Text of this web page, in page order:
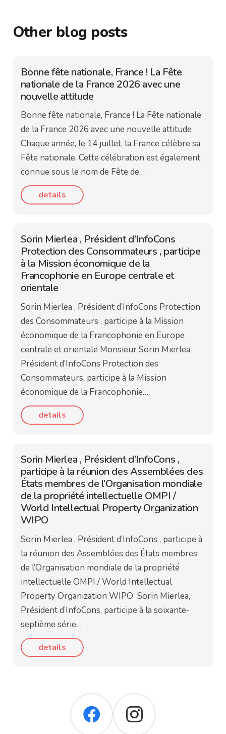
Other blog posts
Bonne fête nationale, France ! La Fête
nationale de la France 2026 avec une
nouvelle attitude
Bonne fête nationale, France ! La Fête nationale
de la France 2026 avec une nouvelle attitude
Chaque année, le 14 juillet, la France célèbre sa
Fête nationale. Cette célébration est également
connue sous le nom de Fête de…
details
Sorin Mierlea , Président d’InfoCons
Protection des Consommateurs , participe
à la Mission économique de la
Francophonie en Europe centrale et
orientale
Sorin Mierlea , Président d’InfoCons Protection
des Consommateurs , participe à la Mission
économique de la Francophonie en Europe
centrale et orientale Monsieur Sorin Mierlea,
Président d’InfoCons Protection des
Consommateurs, participe à la Mission
économique de la Francophonie…
details
Sorin Mierlea , Président d’InfoCons ,
participe à la réunion des Assemblées des
États membres de l’Organisation mondiale
de la propriété intellectuelle OMPI /
World Intellectual Property Organization
WIPO
Sorin Mierlea , Président d’InfoCons , participe à
la réunion des Assemblées des États membres
de l’Organisation mondiale de la propriété
intellectuelle OMPI / World Intellectual
Property Organization WIPO Sorin Mierlea,
Président d’InfoCons, participe à la soixante-
septième série…
details